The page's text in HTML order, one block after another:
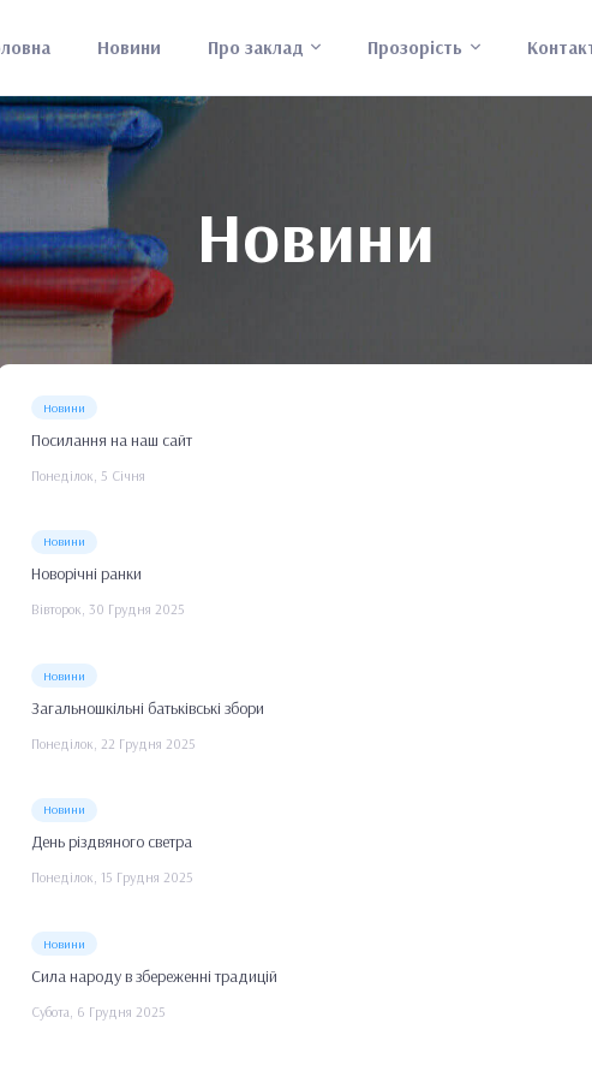
Новини Про заклад Прозорість
Новини
Новини
Посилання на наш сайт
Понеділок, 5 Січня
Новини
Новорічні ранки
Вівторок, 30 Грудня 2025
Новини
Загальношкільні батьківські збори
Понеділок, 22 Грудня 2025
Новини
День різдвяного светра
Понеділок, 15 Грудня 2025
Новини
Сила народу в збереженні традицій
Субота, 6 Грудня 2025